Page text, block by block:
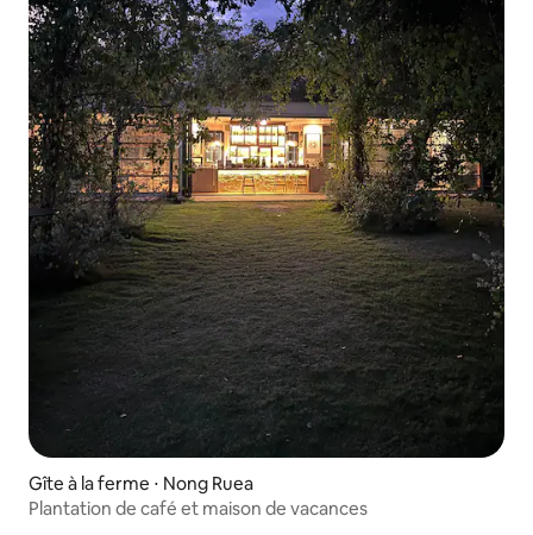
Gîte à la ferme ⋅ Nong Ruea
Plantation de café et maison de vacances